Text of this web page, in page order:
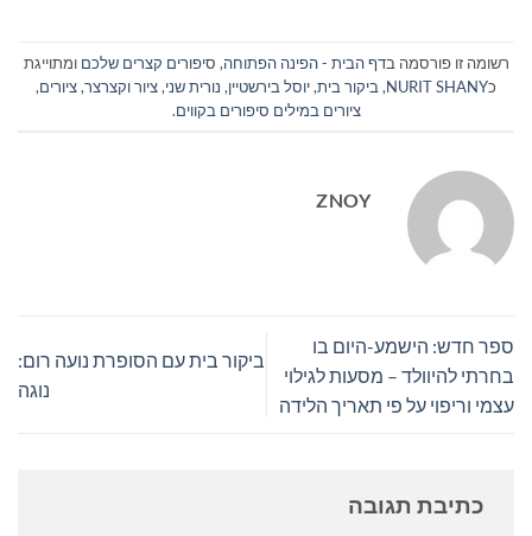
רשומה זו פורסמה בדף הבית - הפינה הפתוחה, סיפורים קצרים שלכם ומתוייגת
כNURIT SHANY
, ביקור בית,יוסל בירשטיין, נורית שני,ציור וקצרצר,ציורים,
ציורים במילים סיפורים בקווים.
ZNOY
ספר חדש: הישמע-היום בו
בחרתי להיוולד – מסעות לגילוי
עצמי וריפוי על פי תאריך הלידה
ביקור בית עם הסופרת נועה רום:
נוגה
כתיבת תגובה